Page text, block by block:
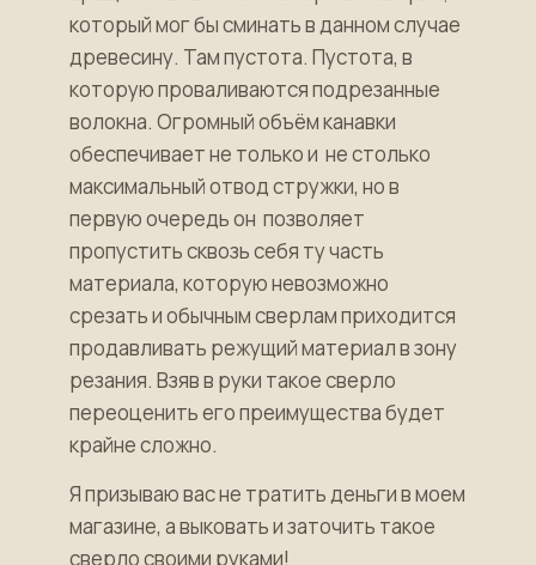
который мог бы сминать в данном случае
древесину. Там пустота. Пустота, в
которую проваливаются подрезанные
волокна. Огромный объём канавки
обеспечивает не только и не столько
максимальный отвод стружки, но в
первую очередь он позволяет
пропустить сквозь себя ту часть
материала, которую невозможно
срезать и обычным сверлам приходится
продавливать режущий материал в зону
резания. Взяв в руки такое сверло
переоценить его преимущества будет
крайне сложно.
Я призываю вас не тратить деньги в моем
магазине, а выковать и заточить такое
сверло своими руками!